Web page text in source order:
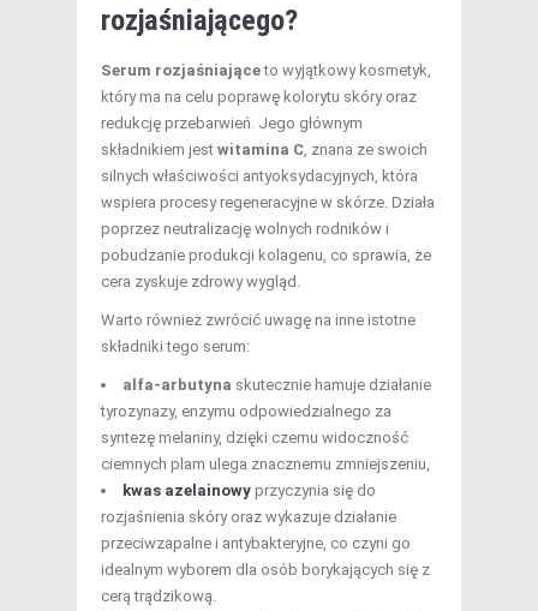
rozjaśniającego?
Serum rozjaśniająceto wyjątkowy kosmetyk,
który ma na celu poprawę kolorytu skóry oraz
redukcję przebarwień. Jego głównym
składnikiem jest witamina C , znana ze swoich
silnych właściwości antyoksydacyjnych, która
wspiera procesy regeneracyjne w skórze. Działa
poprzez neutralizację wolnych rodników i
pobudzanie produkcji kolagenu, co sprawia, że
cera zyskuje zdrowy wygląd.
Warto również zwrócić uwagę na inne istotne
składniki tego serum:
alfa-arbutyna skutecznie hamuje działanie
tyrozynazy, enzymu odpowiedzialnego za
syntezę melaniny, dzięki czemu widoczność
ciemnych plam ulega znacznemu zmniejszeniu,
kwas azelainowy przyczynia się do
rozjaśnienia skóry oraz wykazuje działanie
przeciwzapalne i antybakteryjne, co czyni go
idealnym wyborem dla osób borykających się z
cerą trądzikową.